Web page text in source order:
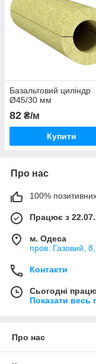
Базальтовий циліндр
Ø45/30 мм
82 ₴/м
Купити
Про нас
100% позитивних
Працює з
м. Одеса
пров. Газовий,
Контакти
Сьогодні
Показати весь
Про нас